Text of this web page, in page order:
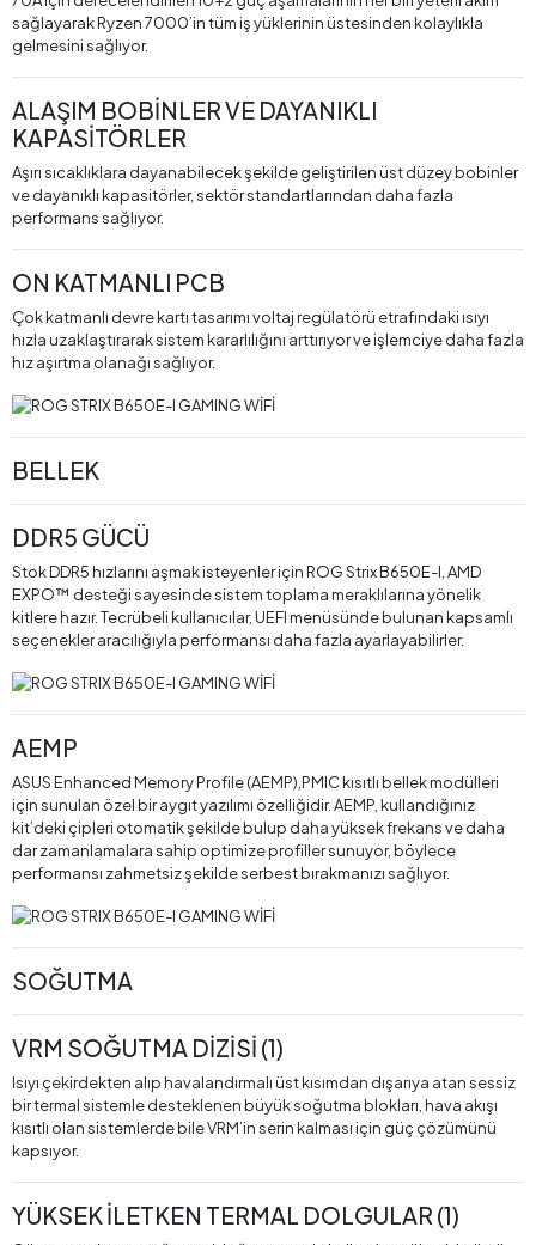
sağlayarak Ryzen 7000’in tüm iş yüklerinin üstesinden kolaylıkla
gelmesini sağlıyor.
ALAŞIM BOBİNLER VE DAYANIKLI
KAPASİTÖRLER
Aşırı sıcaklıklara dayanabilecek şekilde geliştirilen üst düzey bobinler
ve dayanıklı kapasitörler, sektör standartlarından daha fazla
performans sağlıyor.
ON KATMANLI PCB
Çok katmanlı devre kartı tasarımı voltaj regülatörü etrafındaki ısıyı
hızla uzaklaştırarak sistem kararlılığını arttırıyor ve işlemciye daha fazla
hız aşırtma olanağı sağlıyor.
BELLEK
DDR5 GÜCÜ
Stok DDR5 hızlarını aşmak isteyenler için ROG Strix B650E-I, AMD
EXPO™ desteği sayesinde sistem toplama meraklılarına yönelik
kitlere hazır. Tecrübeli kullanıcılar, UEFI menüsünde bulunan kapsamlı
seçenekler aracılığıyla performansı daha fazla ayarlayabilirler.
AEMP
ASUS Enhanced Memory Profile (AEMP),PMIC kısıtlı bellek modülleri
için sunulan özel bir aygıt yazılımı özelliğidir. AEMP, kullandığınız
kit’deki çipleri otomatik şekilde bulup daha yüksek frekans ve daha
dar zamanlamalara sahip optimize profiller sunuyor, böylece
performansı zahmetsiz şekilde serbest bırakmanızı sağlıyor.
SOĞUTMA
VRM SOĞUTMA DİZİSİ (1)
Isıyı çekirdekten alıp havalandırmalı üst kısımdan dışarıya atan sessiz
bir termal sistemle desteklenen büyük soğutma blokları, hava akışı
kısıtlı olan sistemlerde bile VRM’in serin kalması için güç çözümünü
kapsıyor.
YÜKSEK İLETKEN TERMAL DOLGULAR (1)